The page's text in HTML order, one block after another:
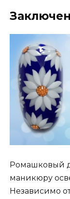
Ромашковый
маникюру
Независимо